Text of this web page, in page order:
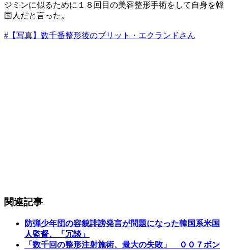
ジミンに似るために１８回目の美容整形手術をして自身を韓
国人だと言った。
#【写真】数千番整形後のブリット・エクランドさん
関連記事
防弾少年団の容貌誹謗発言が問題になった韓国系米国
人監督、「冗談」
「数千回の整形注射施術、最大の失敗」 ００７ボン